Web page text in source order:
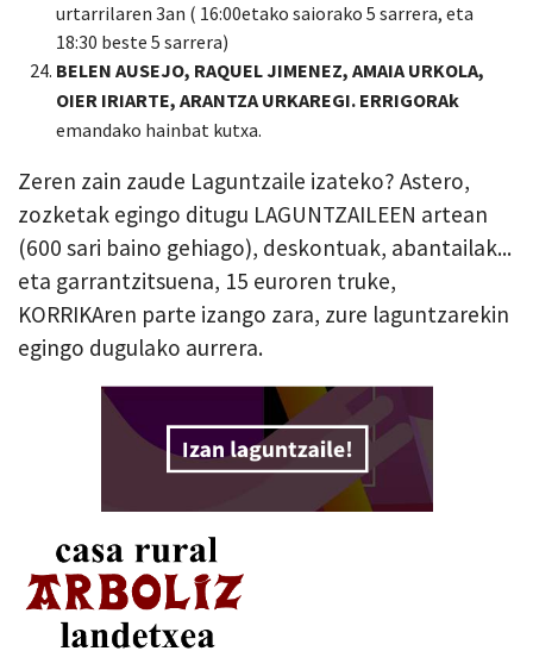
urtarrilaren 3an ( 16:00etako saiorako 5 sarrera, eta
18:30 beste 5 sarrera)
BELEN AUSEJO, RAQUEL JIMENEZ, AMAIA URKOLA,
OIER IRIARTE, ARANTZA URKAREGI. ERRIGORAk
emandako hainbat kutxa.
Zeren zain zaude Laguntzaile izateko? Astero,
zozketak egingo ditugu LAGUNTZAILEEN artean
(600 sari baino gehiago), deskontuak, abantailak...
eta garrantzitsuena, 15 euroren truke,
KORRIKAren parte izango zara, zure laguntzarekin
egingo dugulako aurrera.